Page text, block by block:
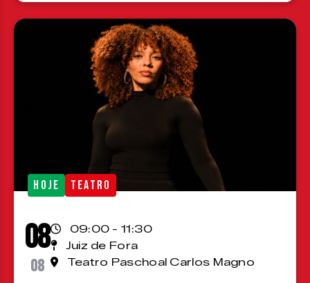
HOJE TEATRO
08
08
09:00 - 11:30
Juiz de Fora
Teatro Paschoal Carlos Magno